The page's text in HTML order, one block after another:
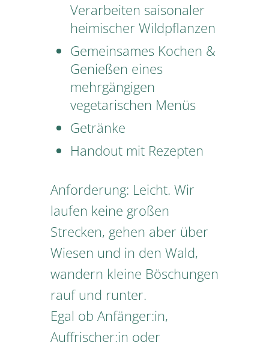
Verarbeiten saisonaler
heimischer Wildpflanzen
Gemeinsames Kochen &
Genießen eines
mehrgängigen
vegetarischen Menüs
Getränke
Handout mit Rezepten
Anforderung: Leicht. Wir
laufen keine großen
Strecken, gehen aber über
Wiesen und in den Wald,
wandern kleine Böschungen
rauf und runter.
Egal ob Anfänger:in,
Auffrischer:in oder